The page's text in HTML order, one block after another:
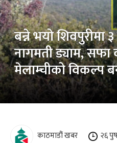
बन्ने भयो शिवपुरीमा
नागमती ड्याम, सफा
मेलाम्चीको विकल्प
काठमाडौं खबर २६